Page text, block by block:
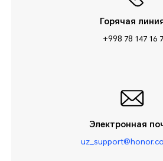
Горячая
+998 78 147 16
Электронная